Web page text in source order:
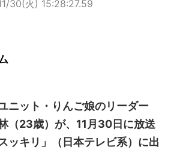
21:56)
紙を飾ったことが
が揺れた！！」と
大胆すぎる肌見
をさせていただい
て8キロ（痩せ
た）。デビュー当
時の体重まで ...
30(火) 15:28:27.59
ニット・りんご娘のリーダー
（23歳）が、11月30日に放送
ッキリ」（日本テレビ系）に出